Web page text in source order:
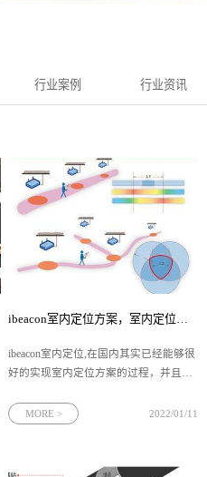
行业案例 行业资讯
ibeacon室内定位方案，室内定位的过程是这样实现的
ibeacon室内定位,在国内其实已经能够很
好的实现室内定位方案的过程，并且在
小范围的试用。
MORE > 2022/01/11